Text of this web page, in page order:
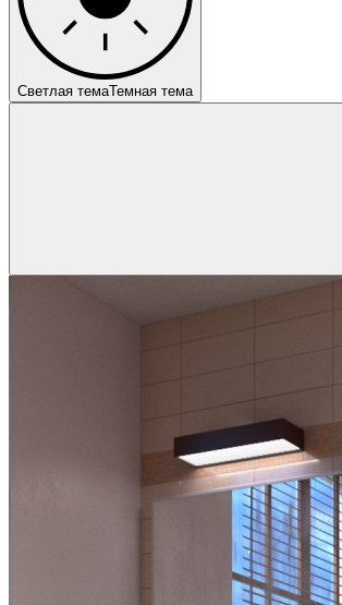
Светлая темаТемная тема